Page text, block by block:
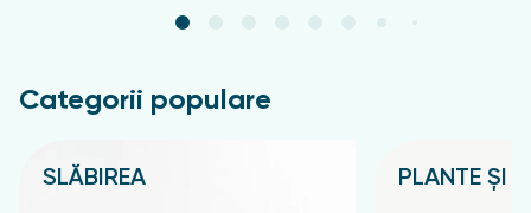
Categorii populare
SLĂBIREA PLANTE ȘI